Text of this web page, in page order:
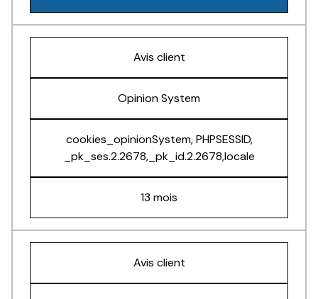
Avis client
Opinion System
cookies_opinionSystem, PHPSESSID,
_pk_ses.2.2678,_pk_id.2.2678,locale
13 mois
Avis client